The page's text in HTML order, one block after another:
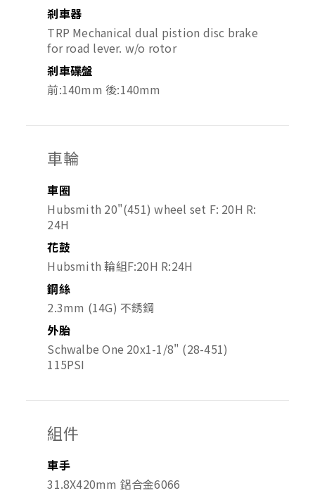
剎車器
TRP Mechanical dual pistion disc brake
for road lever. w/o rotor
剎車碟盤
前:140mm 後:140mm
車輪
車圈
Hubsmith 20"(451) wheel set F: 20H R:
24H
花鼓
Hubsmith 輪組F:20H R:24H
鋼絲
2.3mm (14G) 不銹鋼
外胎
Schwalbe One 20x1-1/8" (28-451)
115PSI
組件
車手
31.8X420mm 鋁合金6066